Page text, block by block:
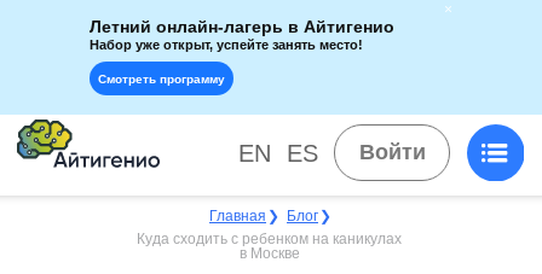
Смотреть программу
Летний онлайн-лагерь в Айтигенио
Набор уже открыт, успейте занять место!
Куда сходить с ребенком на каникулах
в Москве
Главная Блог
❯ ❯